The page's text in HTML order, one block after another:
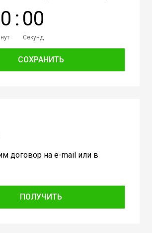
0 : 00
Секунд
СОХРАНИТЬ
договор на e-mail или в
ПОЛУЧИТЬ